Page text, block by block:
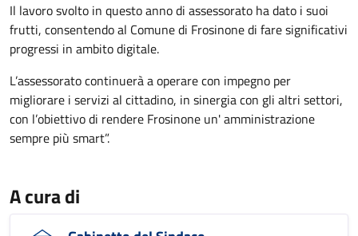
Il lavoro svolto in questo anno di assessorato ha dato i suoi
frutti, consentendo al Comune di Frosinone di fare significativi
progressi in ambito digitale.
L’assessorato continuerà a operare con impegno per
migliorare i servizi al cittadino, in sinergia con gli altri settori,
con l’obiettivo di rendere Frosinone un' amministrazione
sempre più smart”.
A cura di